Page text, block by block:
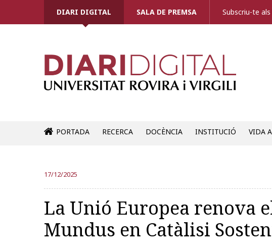
DIARI DIGITAL SALA DE PREMSA Subscriu-te
PORTADA RECERCA DOCÈNCIA INSTITUCIÓ VIDA
17/12/2025
La Unió Europea renova
Mundus en Catàlisi